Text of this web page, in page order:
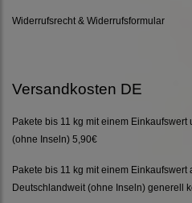
Widerrufsrecht & Widerrufsformular
Versandkosten DE
Pakete bis 11 kg mit einem
(ohne Inseln) 5,90€
Pakete bis 11 kg mit einem
Deutschlandweit (ohne Inseln) generell